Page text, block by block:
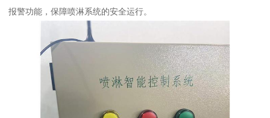
报警功能，保障喷淋系统的安全运行。